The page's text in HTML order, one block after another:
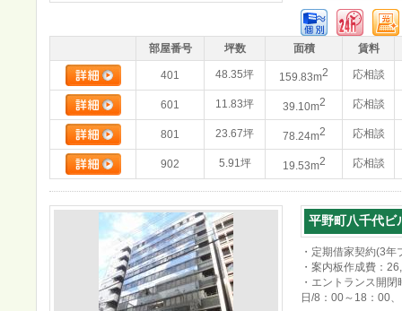
部屋番号 坪数 面積 賃料
401 48.35坪 159.83m2 応相談
601 11.83坪 39.10m2 応相談
801 23.67坪 78.24m2 応相談
902 5.91坪 19.53m2 応相談
平野町八千代ビ
・定期借家契約(3年
・案内板作成費：
・エントランス開
日/8：00～18：00